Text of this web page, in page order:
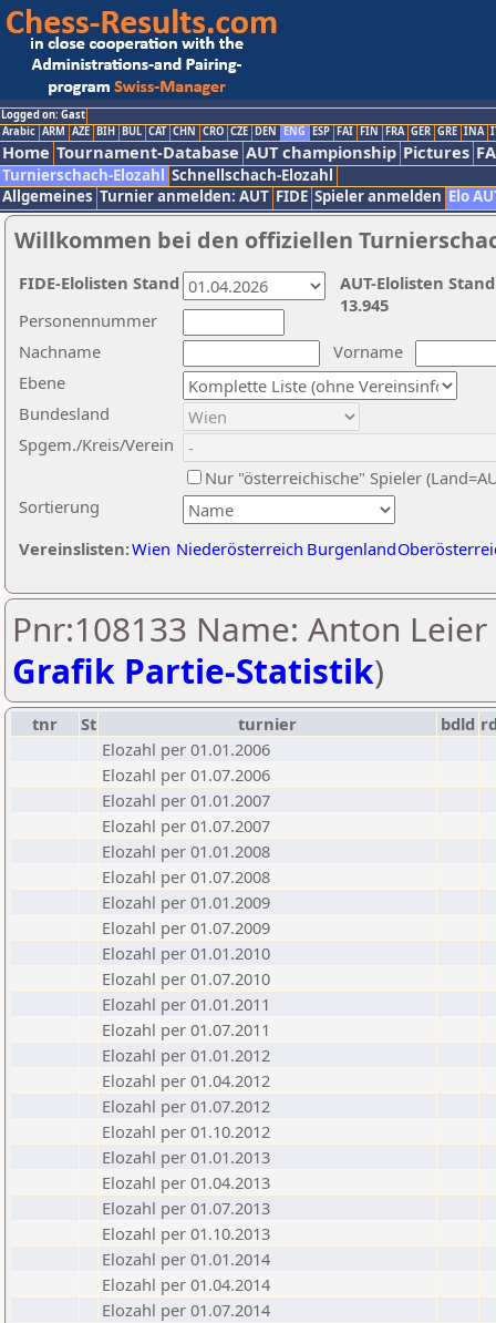
Logged on: Gast
Arabic ARM AZE BIH BUL CAT CHN CRO CZE DEN ENG ESP FAI FIN FRA GER GRE INA
Home Tournament-Database AUT championship Pictures
Turnierschach-Elozahl Schnellschach-Elozahl
Allgemeines Turnier anmelden: AUT FIDE Spieler anmelden Elo
Willkommen bei den offiziellen
Nachname
Vorname
Ebene
Sortierung
Personennummer
Bundesland
Spgem./Kreis/Verein
Nur "österreichische" Spieler
Vereinslisten:Wien Niederösterreich Burgenland
AUT-Elolisten
13.945
FIDE-Elolisten Stand
Pnr:108133 Name: Anton Leier
Grafik Partie-Statistik)
tnr St turnier bdld
Elozahl per 01.01.2006
Elozahl per 01.07.2006
Elozahl per 01.01.2007
Elozahl per 01.07.2007
Elozahl per 01.01.2008
Elozahl per 01.07.2008
Elozahl per 01.01.2009
Elozahl per 01.07.2009
Elozahl per 01.01.2010
Elozahl per 01.07.2010
Elozahl per 01.01.2011
Elozahl per 01.07.2011
Elozahl per 01.01.2012
Elozahl per 01.04.2012
Elozahl per 01.07.2012
Elozahl per 01.10.2012
Elozahl per 01.01.2013
Elozahl per 01.04.2013
Elozahl per 01.07.2013
Elozahl per 01.10.2013
Elozahl per 01.01.2014
Elozahl per 01.04.2014
Elozahl per 01.07.2014